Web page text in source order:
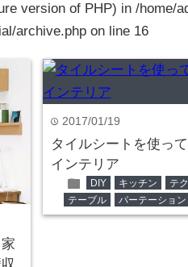
version of PHP) in /home/
archive.php on line 16
time 2017/01/19
タイルシートを使っ
インテリア
folder DIY キッチン
テ
テーブル
パーテーション